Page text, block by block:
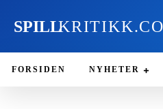
SPILL
FORSIDEN NYHETER